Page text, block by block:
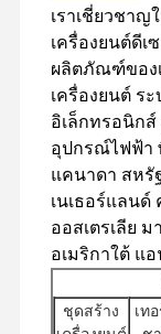
กรณี
เครื่องยนต์เพอ
เครื่องยนต์ยาน
เครื่องยนต์คูโบ
เครื่องยนต์
เครื่องยนต์คัม
เราเชี่ยวชาญ
เครื่องยนต์ดีเ
ผลิตภัณฑ์ของ
เครื่องยนต์ ร
อิเล็กทรอนิก
อุปกรณ์ไฟฟ้า
แคนาดา สหรั
เนเธอร์แลนด์
ออสเตรเลีย
อเมริกาใต้ แ
ชุดสร้าง
เท